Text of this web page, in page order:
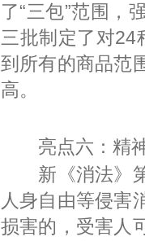
了“三包”范围，
三批制定了对24
到所有的商品范
高。
亮点六：精神
新《消法》第
人身自由等侵害
损害的，受害人